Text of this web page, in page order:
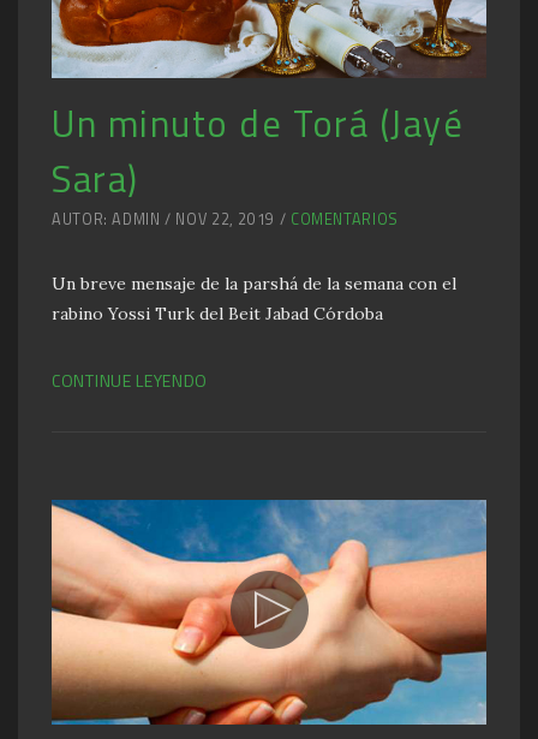
Un minuto de Torá (Jayé
Sara)
AUTOR: ADMIN / NOV 22, 2019 / COMENTARIOS
Un breve mensaje de la parshá de la semana con el
rabino Yossi Turk del Beit Jabad Córdoba
CONTINUE LEYENDO